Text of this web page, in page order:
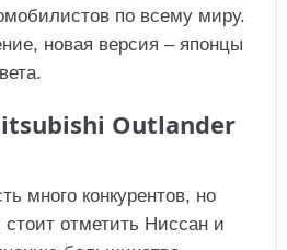
по всему миру.
новая версия – японцы
Outlander
много конкурентов, но
отметить Ниссан и